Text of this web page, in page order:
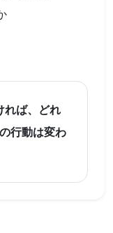
れば、どれ
行動は変わ